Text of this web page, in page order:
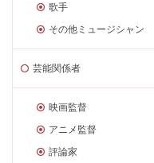
歌手
その他ミュージシャン
芸能関係者
映画監督
アニメ監督
評論家